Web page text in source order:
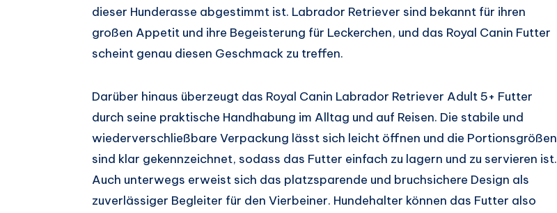
dieser Hunderasse abgestimmt ist. Labrador Retriever sind bekannt für ihren
großen Appetit und ihre Begeisterung für Leckerchen, und das Royal Canin Futter
scheint genau diesen Geschmack zu treffen.
Darüber hinaus überzeugt das Royal Canin Labrador Retriever Adult 5+ Futter
durch seine praktische Handhabung im Alltag und auf Reisen. Die stabile und
wiederverschließbare Verpackung lässt sich leicht öffnen und die Portionsgrößen
sind klar gekennzeichnet, sodass das Futter einfach zu lagern und zu servieren ist.
Auch unterwegs erweist sich das platzsparende und bruchsichere Design als
zuverlässiger Begleiter für den Vierbeiner. Hundehalter können das Futter also